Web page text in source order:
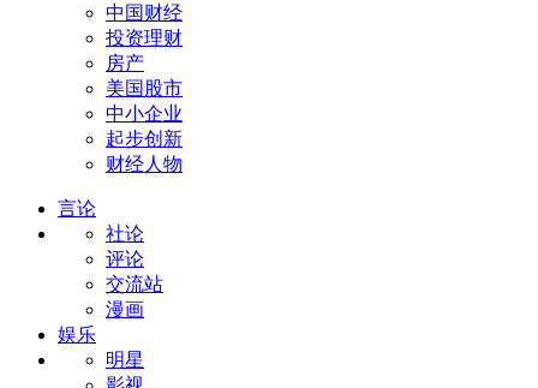
中国财经
投资理财
房产
美国股市
中小企业
起步创新
财经人物
言论
社论
评论
交流站
漫画
娱乐
明星